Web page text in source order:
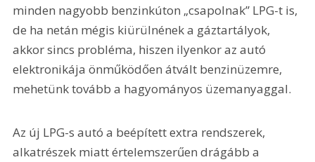
minden nagyobb benzinkúton „csapolnak” LPG-t is,
de ha netán mégis kiürülnének a gáztartályok,
akkor sincs probléma, hiszen ilyenkor az autó
elektronikája önműködően átvált benzinüzemre,
mehetünk tovább a hagyományos üzemanyaggal.
Az új LPG-s autó a beépített extra rendszerek,
alkatrészek miatt értelemszerűen drágább a